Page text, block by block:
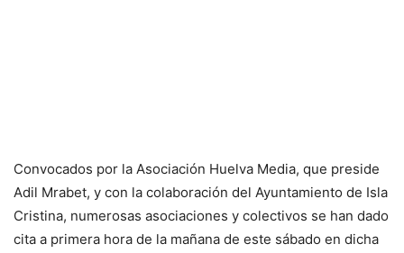
Convocados por la Asociación Huelva Media, que preside
Adil Mrabet, y con la colaboración del Ayuntamiento de Isla
Cristina, numerosas asociaciones y colectivos se han dado
cita a primera hora de la mañana de este sábado en dicha